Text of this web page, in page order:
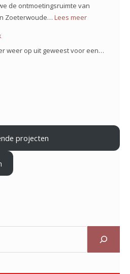
ons
het
.
de ontmoetingsruimte van
Zoeterwoude… Lees meer:
De
weer op uit geweest voor een…
projecten